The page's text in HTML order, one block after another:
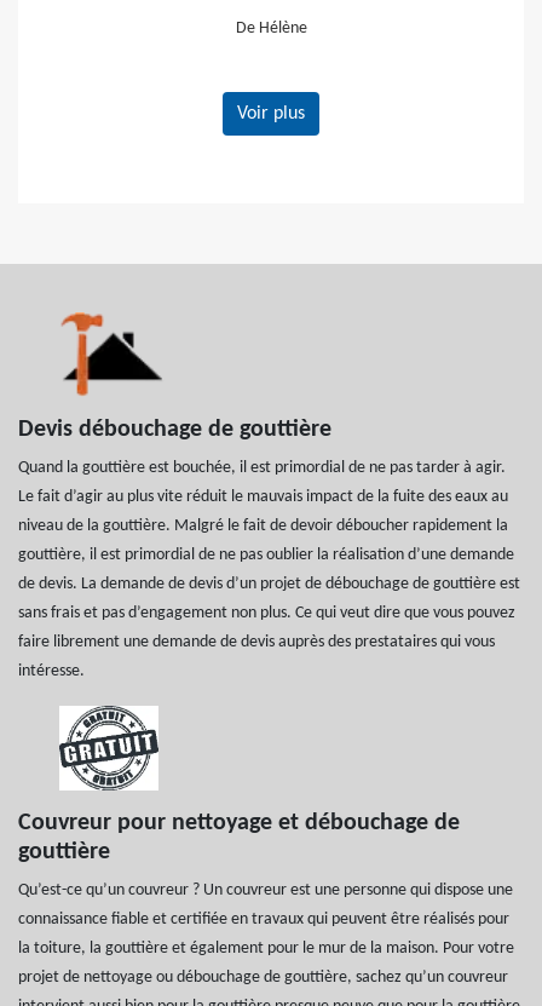
Voir plus
Devis débouchage de gouttière
Quand la gouttière est bouchée, il est primordial de ne pas tarder à agir.
Le fait d’agir au plus vite réduit le mauvais impact de la fuite des eaux au
niveau de la gouttière. Malgré le fait de devoir déboucher rapidement la
gouttière, il est primordial de ne pas oublier la réalisation d’une demande
de devis. La demande de devis d’un projet de débouchage de gouttière est
sans frais et pas d’engagement non plus. Ce qui veut dire que vous pouvez
faire librement une demande de devis auprès des prestataires qui vous
intéresse.
Couvreur pour nettoyage et débouchage de
gouttière
Qu’est-ce qu’un couvreur ? Un couvreur est une personne qui dispose une
connaissance fiable et certifiée en travaux qui peuvent être réalisés pour
la toiture, la gouttière et également pour le mur de la maison. Pour votre
projet de nettoyage ou débouchage de gouttière, sachez qu’un couvreur